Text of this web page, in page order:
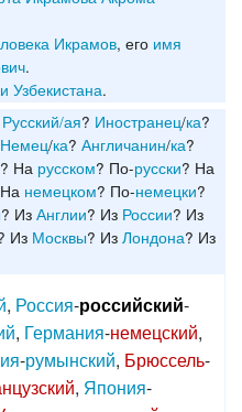
Икрамов, его имя
.
Узбекистана.
Русский/ая? Иностранец/ка?
Немец/ка?Англичанин/ка?
? На русском? По-русски? На
немецком? По-немецки?
? ИзАнглии? Из России? Из
Из Москвы? ИзЛондона? Из
, Россия-российский-
, Германия-немецский,
-румынский, Брюссель-
, Япония-